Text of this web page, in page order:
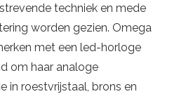
techniek en mede
worden gezien. Omega
met een led-horloge
om haar analoge
in roestvrijstaal, brons en